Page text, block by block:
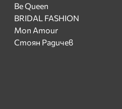
Be Queen
BRIDAL FASHION
Mon Amour
Стоян Радичев